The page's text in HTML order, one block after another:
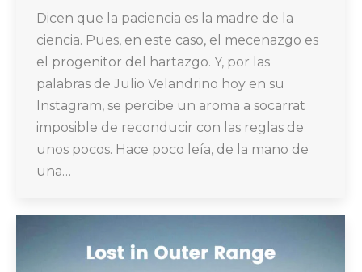
Dicen que la paciencia es la madre de la
ciencia. Pues, en este caso, el mecenazgo es
el progenitor del hartazgo. Y, por las
palabras de Julio Velandrino hoy en su
Instagram, se percibe un aroma a socarrat
imposible de reconducir con las reglas de
unos pocos. Hace poco leía, de la mano de
una…